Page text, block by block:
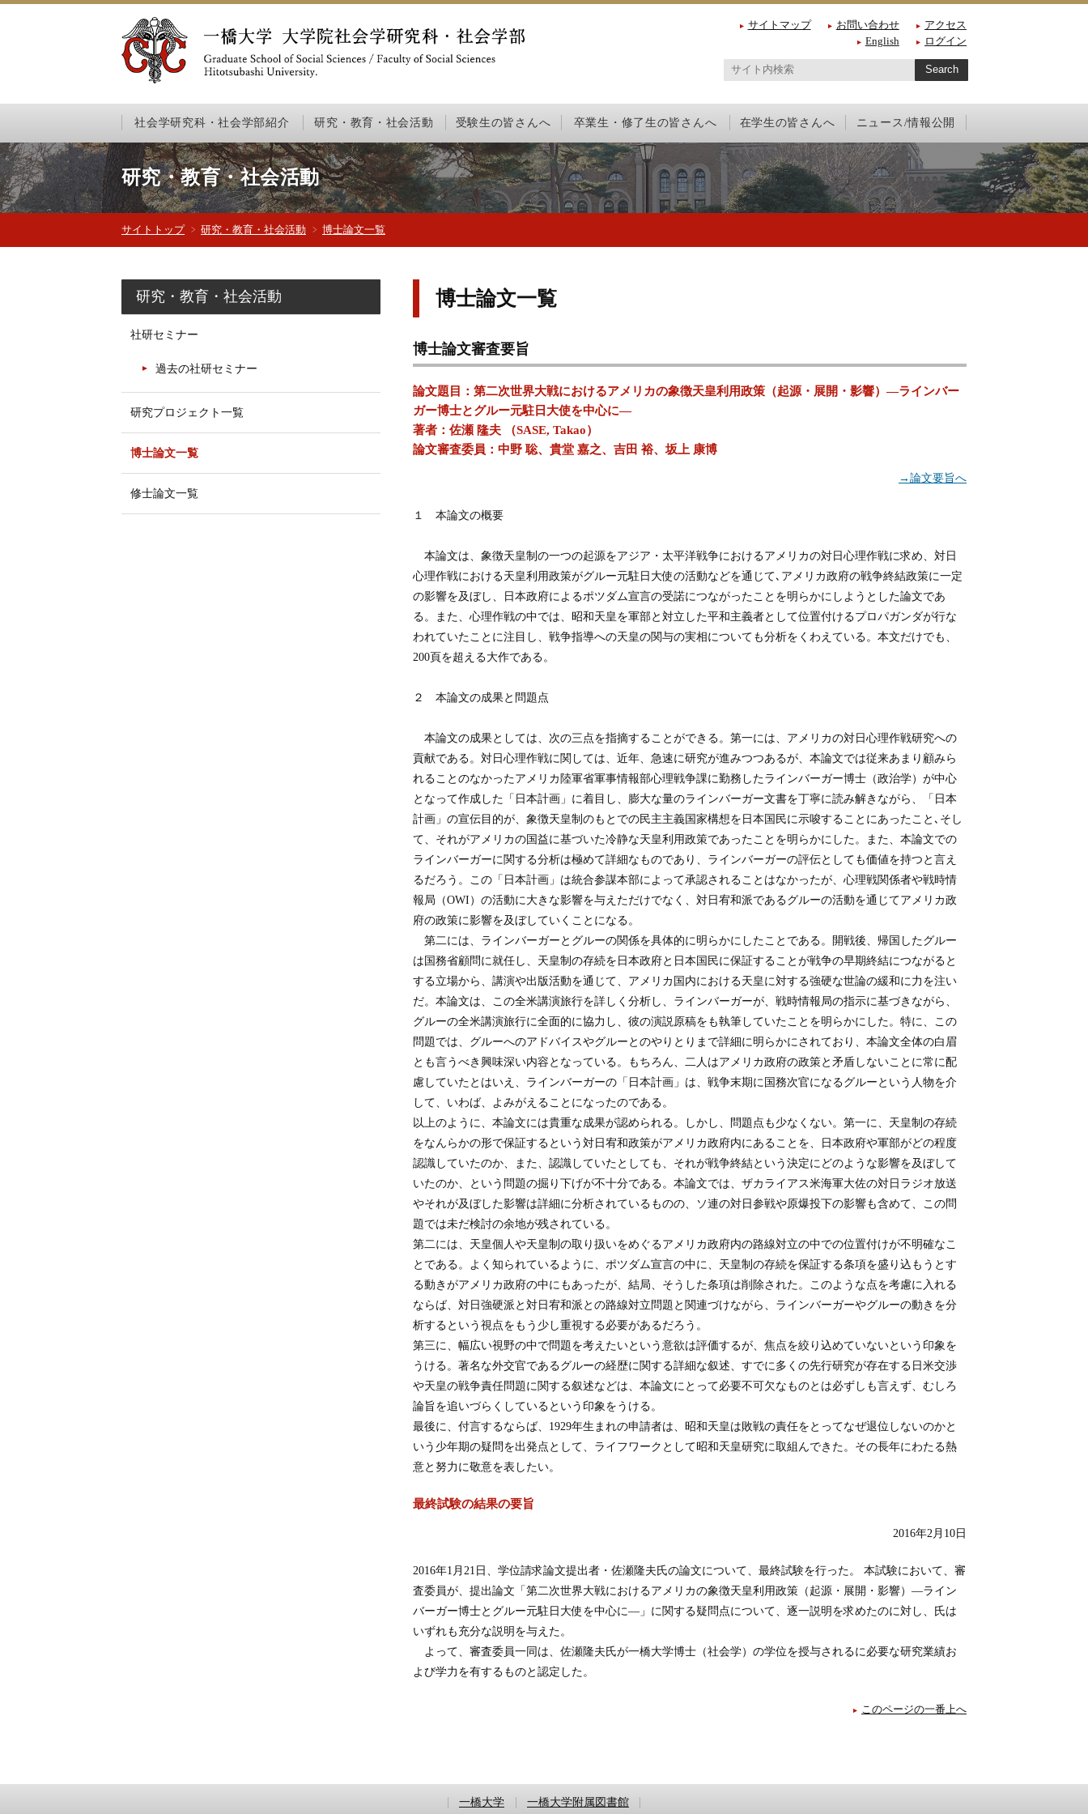
サイトマップ お問い合わせ
アクセス
English
ログイン
社会学研究科・社会学部紹介 研究・教育・社会活動 受験生の皆さんへ 卒業生・修了生の皆さんへ 在学生の皆さんへ ニュース/情報公開
研究・教育・社会活動
サイトトップ 研究・教育・社会活動 博士論文一覧
研究・教育・社会活動
社研セミナー
過去の社研セミナー
研究プロジェクト一覧
博士論文一覧
修士論文一覧
博士論文一覧
博士論文審査要旨
論文題目：第二次世界大戦におけるアメリカの象徴天皇利用政策（起源・展開・影響）―ラインバー
ガー博士とグルー元駐日大使を中心に―
著者：佐瀬 隆夫 （SASE, Takao）
論文審査委員：中野 聡、貴堂 嘉之、吉田 裕、坂上 康博
→論文要旨へ
１ 本論文の概要
本論文は、象徴天皇制の一つの起源をアジア・太平洋戦争におけるアメリカの対日心理作戦に求め、対日
心理作戦における天皇利用政策がグルー元駐日大使の活動などを通じて､アメリカ政府の戦争終結政策に一定
の影響を及ぼし、日本政府によるポツダム宣言の受諾につながったことを明らかにしようとした論文であ
る。また、心理作戦の中では、昭和天皇を軍部と対立した平和主義者として位置付けるプロパガンダが行な
われていたことに注目し、戦争指導への天皇の関与の実相についても分析をくわえている。本文だけでも、
200頁を超える大作である。
２ 本論文の成果と問題点
本論文の成果としては、次の三点を指摘することができる。第一には、アメリカの対日心理作戦研究への
貢献である。対日心理作戦に関しては、近年、急速に研究が進みつつあるが、本論文では従来あまり顧みら
れることのなかったアメリカ陸軍省軍事情報部心理戦争課に勤務したラインバーガー博士（政治学）が中心
となって作成した「日本計画」に着目し、膨大な量のラインバーガー文書を丁寧に読み解きながら、「日本
計画」の宣伝目的が、象徴天皇制のもとでの民主主義国家構想を日本国民に示唆することにあったこと､そし
て、それがアメリカの国益に基づいた冷静な天皇利用政策であったことを明らかにした。また、本論文での
ラインバーガーに関する分析は極めて詳細なものであり、ラインバーガーの評伝としても価値を持つと言え
るだろう。この「日本計画」は統合参謀本部によって承認されることはなかったが、心理戦関係者や戦時情
報局（OWI）の活動に大きな影響を与えただけでなく、対日宥和派であるグルーの活動を通じてアメリカ政
府の政策に影響を及ぼしていくことになる。
第二には、ラインバーガーとグルーの関係を具体的に明らかにしたことである。開戦後、帰国したグルー
は国務省顧問に就任し、天皇制の存続を日本政府と日本国民に保証することが戦争の早期終結につながると
する立場から、講演や出版活動を通じて、アメリカ国内における天皇に対する強硬な世論の緩和に力を注い
だ。本論文は、この全米講演旅行を詳しく分析し、ラインバーガーが、戦時情報局の指示に基づきながら、
グルーの全米講演旅行に全面的に協力し、彼の演説原稿をも執筆していたことを明らかにした。特に、この
問題では、グルーへのアドバイスやグルーとのやりとりまで詳細に明らかにされており、本論文全体の白眉
とも言うべき興味深い内容となっている。もちろん、二人はアメリカ政府の政策と矛盾しないことに常に配
慮していたとはいえ、ラインバーガーの「日本計画」は、戦争末期に国務次官になるグルーという人物を介
して、いわば、よみがえることになったのである。
以上のように、本論文には貴重な成果が認められる。しかし、問題点も少なくない。第一に、天皇制の存続
をなんらかの形で保証するという対日宥和政策がアメリカ政府内にあることを、日本政府や軍部がどの程度
認識していたのか、また、認識していたとしても、それが戦争終結という決定にどのような影響を及ぼして
いたのか、という問題の掘り下げが不十分である。本論文では、ザカライアス米海軍大佐の対日ラジオ放送
やそれが及ぼした影響は詳細に分析されているものの、ソ連の対日参戦や原爆投下の影響も含めて、この問
題では未だ検討の余地が残されている。
第二には、天皇個人や天皇制の取り扱いをめぐるアメリカ政府内の路線対立の中での位置付けが不明確なこ
とである。よく知られているように、ポツダム宣言の中に、天皇制の存続を保証する条項を盛り込もうとす
る動きがアメリカ政府の中にもあったが、結局、そうした条項は削除された。このような点を考慮に入れる
ならば、対日強硬派と対日宥和派との路線対立問題と関連づけながら、ラインバーガーやグルーの動きを分
析するという視点をもう少し重視する必要があるだろう。
第三に、幅広い視野の中で問題を考えたいという意欲は評価するが、焦点を絞り込めていないという印象を
うける。著名な外交官であるグルーの経歴に関する詳細な叙述、すでに多くの先行研究が存在する日米交渉
や天皇の戦争責任問題に関する叙述などは、本論文にとって必要不可欠なものとは必ずしも言えず、むしろ
論旨を追いづらくしているという印象をうける。
最後に、付言するならば、1929年生まれの申請者は、昭和天皇は敗戦の責任をとってなぜ退位しないのかと
いう少年期の疑問を出発点として、ライフワークとして昭和天皇研究に取組んできた。その長年にわたる熱
意と努力に敬意を表したい。
最終試験の結果の要旨
2016年2月10日
2016年1月21日、学位請求論文提出者・佐瀬隆夫氏の論文について、最終試験を行った。 本試験において、審
査委員が、提出論文「第二次世界大戦におけるアメリカの象徴天皇利用政策（起源・展開・影響）―ライン
バーガー博士とグルー元駐日大使を中心に―」に関する疑問点について、逐一説明を求めたのに対し、氏は
いずれも充分な説明を与えた。
よって、審査委員一同は、佐瀬隆夫氏が一橋大学博士（社会学）の学位を授与されるに必要な研究業績お
よび学力を有するものと認定した。
このページの一番上へ
一橋大学 一橋大学附属図書館